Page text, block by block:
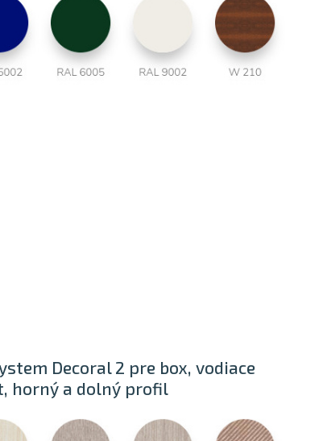
Decoral 2 pre box, vodiace
horný a dolný profil